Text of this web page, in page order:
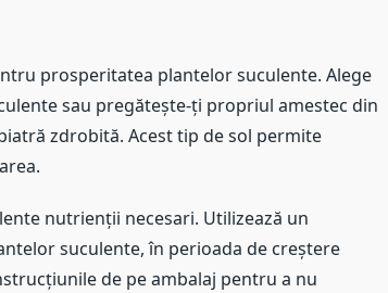
prosperitatea plantelor suculente. Alege
sau pregătește-ți propriul amestec din
zdrobită. Acest tip de sol permite
nutrienții necesari. Utilizează un
suculente, în perioada de creștere
de pe ambalaj pentru a nu